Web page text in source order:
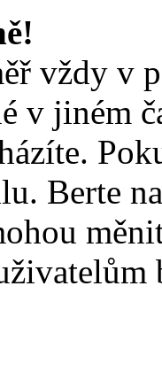
vždy v
v jiném
Berte